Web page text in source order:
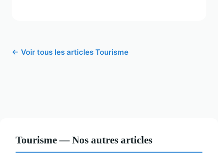
← Voir tous les articles Tourisme
Tourisme — Nos autres articles